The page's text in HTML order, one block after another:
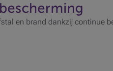
en brand dankzij continue